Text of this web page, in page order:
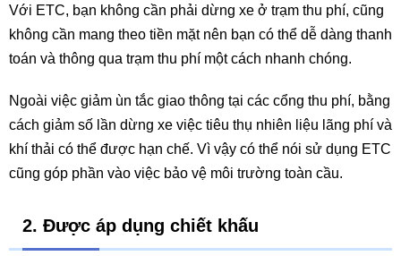
Với ETC, bạn không cần phải dừng xe ở trạm thu phí, cũng
không cần mang theo tiền mặt nên bạn có thể dễ dàng thanh
toán và thông qua trạm thu phí một cách nhanh chóng.
Ngoài việc giảm ùn tắc giao thông tại các cổng thu phí, bằng
cách giảm số lần dừng xe việc tiêu thụ nhiên liệu lãng phí và
khí thải có thể được hạn chế. Vì vậy có thể nói sử dụng ETC
cũng góp phần vào việc bảo vệ môi trường toàn cầu.
2. Được áp dụng chiết khấu